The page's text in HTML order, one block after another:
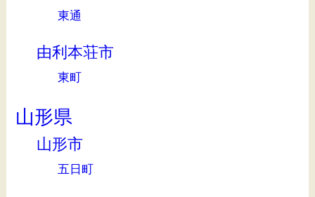
東通
由利本荘市
東町
山形県
山形市
五日町